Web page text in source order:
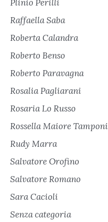
Plinio Perilli
Raffaella Saba
Roberta Calandra
Roberto Benso
Roberto Paravagna
Rosalia Pagliarani
Rosaria Lo Russo
Rossella Maiore Tamponi
Rudy Marra
Salvatore Orofino
Salvatore Romano
Sara Cacioli
Senza categoria